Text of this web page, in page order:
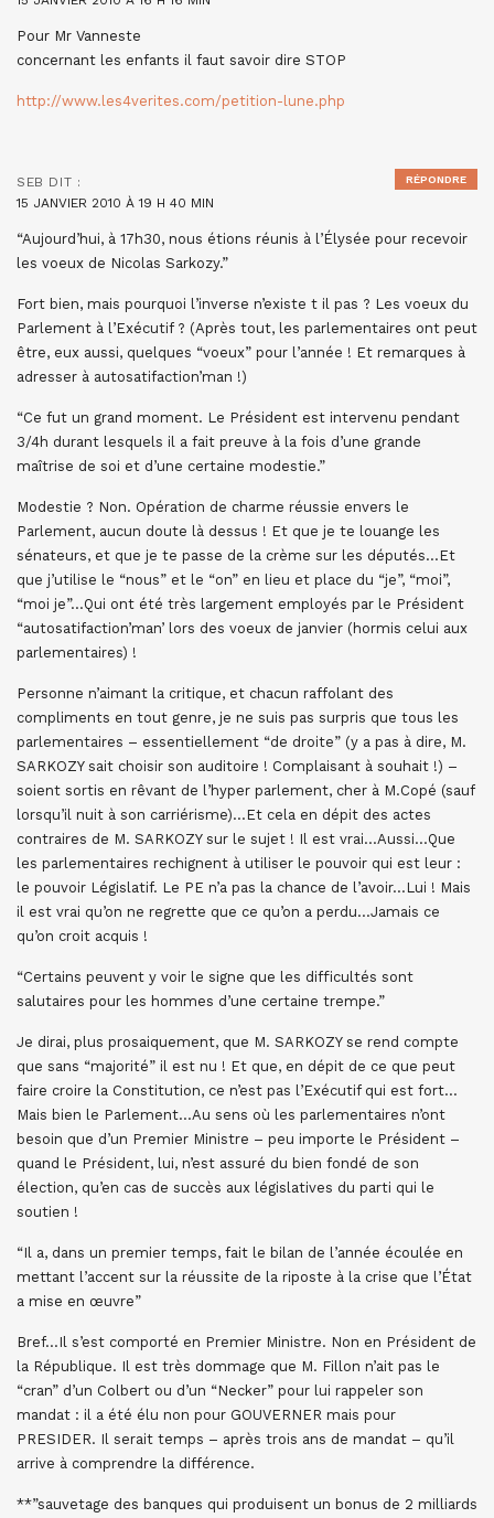
Pour Mr Vanneste
concernant les enfants il faut savoir dire STOP
http://www.les4verites.com/petition-lune.php
SEB DIT :
15 JANVIER 2010 À 19 H 40 MIN
“Aujourd’hui, à 17h30, nous étions réunis à l’Élysée pour recevoir
les voeux de Nicolas Sarkozy.”
Fort bien, mais pourquoi l’inverse n’existe t il pas ? Les voeux du
Parlement à l’Exécutif ? (Après tout, les parlementaires ont peut
être, eux aussi, quelques “voeux” pour l’année ! Et remarques à
adresser à autosatifaction’man !)
“Ce fut un grand moment. Le Président est intervenu pendant
3/4h durant lesquels il a fait preuve à la fois d’une grande
maîtrise de soi et d’une certaine modestie.”
Modestie ? Non. Opération de charme réussie envers le
Parlement, aucun doute là dessus ! Et que je te louange les
sénateurs, et que je te passe de la crème sur les députés…Et
que j’utilise le “nous” et le “on” en lieu et place du “je”, “moi”,
“moi je”…Qui ont été très largement employés par le Président
“autosatifaction’man’ lors des voeux de janvier (hormis celui aux
parlementaires) !
Personne n’aimant la critique, et chacun raffolant des
compliments en tout genre, je ne suis pas surpris que tous les
parlementaires – essentiellement “de droite” (y a pas à dire, M.
SARKOZY sait choisir son auditoire ! Complaisant à souhait !) –
soient sortis en rêvant de l’hyper parlement, cher à M.Copé (sauf
lorsqu’il nuit à son carriérisme)…Et cela en dépit des actes
contraires de M. SARKOZY sur le sujet ! Il est vrai…Aussi…Que
les parlementaires rechignent à utiliser le pouvoir qui est leur :
le pouvoir Législatif. Le PE n’a pas la chance de l’avoir…Lui ! Mais
il est vrai qu’on ne regrette que ce qu’on a perdu…Jamais ce
qu’on croit acquis !
“Certains peuvent y voir le signe que les difficultés sont
salutaires pour les hommes d’une certaine trempe.”
Je dirai, plus prosaiquement, que M. SARKOZY se rend compte
que sans “majorité” il est nu ! Et que, en dépit de ce que peut
faire croire la Constitution, ce n’est pas l’Exécutif qui est fort…
Mais bien le Parlement…Au sens où les parlementaires n’ont
besoin que d’un Premier Ministre – peu importe le Président –
quand le Président, lui, n’est assuré du bien fondé de son
élection, qu’en cas de succès aux législatives du parti qui le
soutien !
“Il a, dans un premier temps, fait le bilan de l’année écoulée en
mettant l’accent sur la réussite de la riposte à la crise que l’État
a mise en œuvre”
Bref…Il s’est comporté en Premier Ministre. Non en Président de
la République. Il est très dommage que M. Fillon n’ait pas le
“cran” d’un Colbert ou d’un “Necker” pour lui rappeler son
mandat : il a été élu non pour GOUVERNER mais pour
PRESIDER. Il serait temps – après trois ans de mandat – qu’il
arrive à comprendre la différence.
**”sauvetage des banques qui produisent un bonus de 2 milliards
RÉPONDRE